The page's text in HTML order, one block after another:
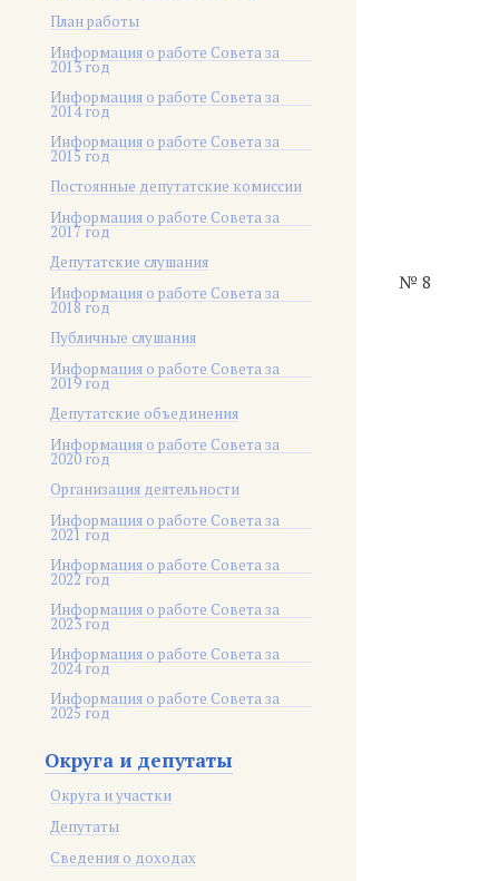
План работы
Информация о работе Совета за
2013 год
Информация о работе Совета за
2014 год
Информация о работе Совета за
2015 год
Постоянные депутатские комиссии
Информация о работе Совета за
2017 год
Депутатские слушания
Информация о работе Совета за
2018 год
Публичные слушания
Информация о работе Совета за
2019 год
Депутатские объединения
Информация о работе Совета за
2020 год
Организация деятельности
Информация о работе Совета за
2021 год
Информация о работе Совета за
2022 год
Информация о работе Совета за
2023 год
Информация о работе Совета за
2024 год
Информация о работе Совета за
2025 год
Округа и депутаты
Округа и участки
Депутаты
Сведения о доходах
№ 8